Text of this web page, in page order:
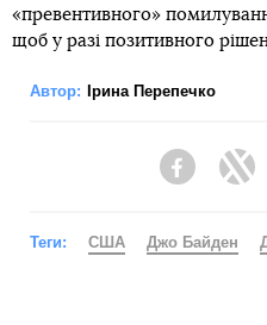
«превентивного»
щоб у разі позитивного
Автор: Ірина Перепечко
Facebook
Теги: США Джо Байден